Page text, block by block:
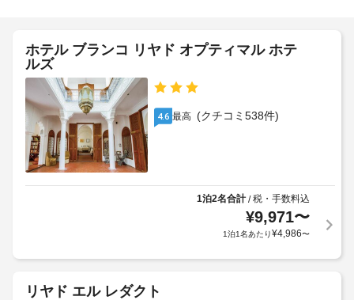
ホテル ブランコ リヤド オプティマル ホテ
ルズ
4.6 最高 (クチコミ538件)
1泊2名合計/税・手数料込
¥9,971〜
1泊1名あたり¥4,986〜
リヤド エル レダクト